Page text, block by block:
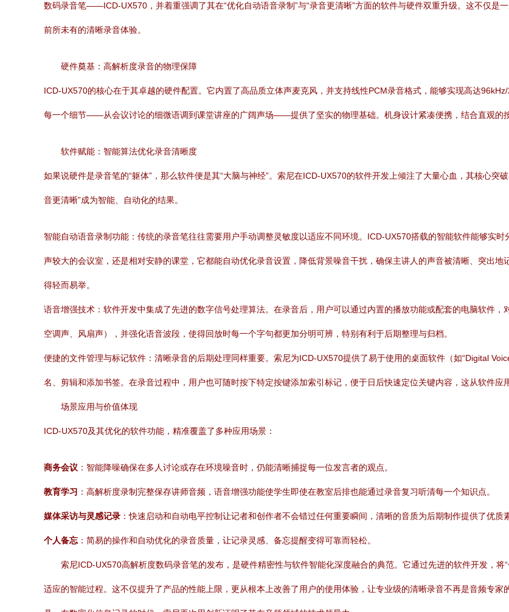
数码录音笔——ICD-UX570，并着重强调了其在“优化自动语音录制”与“录音更清晰”方面的软件与硬件双重升级。这不仅是
前所未有的清晰录音体验。
硬件奠基：高解析度录音的物理保障
ICD-UX570的核心在于其卓越的硬件配置。它内置了高品质立体声麦克风，并支持线性PCM录音格式，能够实现高达
每一个细节——从会议讨论的细微语调到课堂讲座的广阔声场——提供了坚实的物理基础。机身设计紧凑便携，结合直观的
软件赋能：智能算法优化录音清晰度
如果说硬件是录音笔的“躯体”，那么软件便是其“大脑与神经”。索尼在ICD-UX570的软件开发上倾注了大量心血，其核心突
音更清晰”成为智能、自动化的结果。
智能自动语音录制功能：传统的录音笔往往需要用户手动调整灵敏度以适应不同环境。ICD-UX570搭载的智能软件能够实
声较大的会议室，还是相对安静的课堂，它都能自动优化录音设置，降低背景噪音干扰，确保主讲人的声音被清晰、突出
得轻而易举。
语音增强技术：软件开发中集成了先进的数字信号处理算法。在录音后，用户可以通过内置的播放功能或配套的电脑软件
空调声、风扇声），并强化语音波段，使得回放时每一个字句都更加分明可辨，特别有利于后期整理与归档。
便捷的文件管理与标记软件：清晰录音的后期处理同样重要。索尼为ICD-UX570提供了易于使用的桌面软件（如“Digital
名、剪辑和添加书签。在录音过程中，用户也可随时按下特定按键添加索引标记，便于日后快速定位关键内容，这从软件应
场景应用与价值体现
ICD-UX570及其优化的软件功能，精准覆盖了多种应用场景：
商务会议 ：智能降噪确保在多人讨论或存在环境噪音时，仍能清晰捕捉每一位发言者的观点。
教育学习 ：高解析度录制完整保存讲师音频，语音增强功能使学生即使在教室后排也能通过录音复习听清每一个知识点。
媒体采访与灵感记录 ：快速启动和自动电平控制让记者和创作者不会错过任何重要瞬间，清晰的音质为后期制作提供了优质
个人备忘 ：简易的操作和自动优化的录音质量，让记录灵感、备忘提醒变得可靠而轻松。
索尼ICD-UX570高解析度数码录音笔的发布，是硬件精密性与软件智能化深度融合的典范。它通过先进的软件开发，将
适应的智能过程。这不仅提升了产品的性能上限，更从根本上改善了用户的使用体验，让专业级的清晰录音不再是音频专